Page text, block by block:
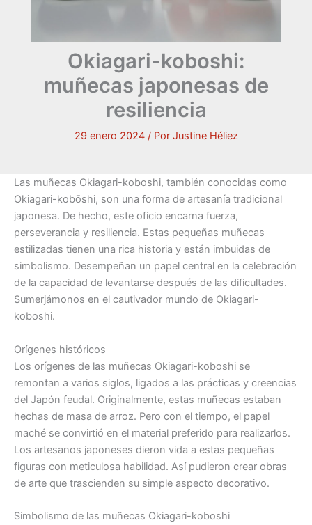
Okiagari-koboshi:
muñecas japonesas de
resiliencia
29 enero 2024 / Por Justine Héliez
Las muñecas Okiagari-koboshi, también conocidas como
Okiagari-kobōshi, son una forma de artesanía tradicional
japonesa. De hecho, este oficio encarna fuerza,
perseverancia y resiliencia. Estas pequeñas muñecas
estilizadas tienen una rica historia y están imbuidas de
simbolismo. Desempeñan un papel central en la celebración
de la capacidad de levantarse después de las dificultades.
Sumerjámonos en el cautivador mundo de Okiagari-
koboshi.
Orígenes históricos
Los orígenes de las muñecas Okiagari-koboshi se
remontan a varios siglos, ligados a las prácticas y creencias
del Japón feudal. Originalmente, estas muñecas estaban
hechas de masa de arroz. Pero con el tiempo, el papel
maché se convirtió en el material preferido para realizarlos.
Los artesanos japoneses dieron vida a estas pequeñas
figuras con meticulosa habilidad. Así pudieron crear obras
de arte que trascienden su simple aspecto decorativo.
Simbolismo de las muñecas Okiagari-koboshi